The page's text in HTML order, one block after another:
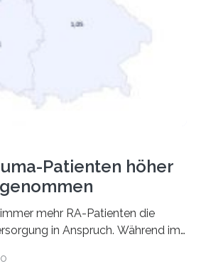
Patienten höher
mehr RA-Patienten die
in Anspruch. Während im